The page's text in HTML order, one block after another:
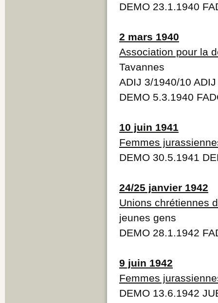
DEMO 23.1.1940
2 mars 1940
Association pour la
Tavannes
ADIJ 3/1940/10
DEMO 5.3.1940
10 juin 1941
Femmes
DEMO 30.5.1941
24/25 janvier 1942
Unions chrétiennes
jeunes gens
DEMO 28.1.1942
9 juin 1942
Femmes
DEMO 13.6.1942